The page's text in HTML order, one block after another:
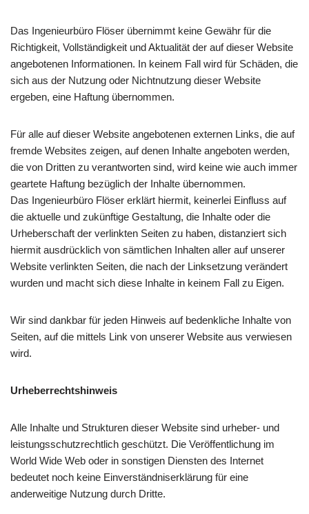
Das Ingenieurbüro Flöser übernimmt keine Gewähr für die
Richtigkeit, Vollständigkeit und Aktualität der auf dieser Website
angebotenen Informationen. In keinem Fall wird für Schäden, die
sich aus der Nutzung oder Nichtnutzung dieser Website
ergeben, eine Haftung übernommen.
Für alle auf dieser Website angebotenen externen Links, die auf
fremde Websites zeigen, auf denen Inhalte angeboten werden,
die von Dritten zu verantworten sind, wird keine wie auch immer
geartete Haftung bezüglich der Inhalte übernommen.
Das Ingenieurbüro Flöser erklärt hiermit, keinerlei Einfluss auf
die aktuelle und zukünftige Gestaltung, die Inhalte oder die
Urheberschaft der verlinkten Seiten zu haben, distanziert sich
hiermit ausdrücklich von sämtlichen Inhalten aller auf unserer
Website verlinkten Seiten, die nach der Linksetzung verändert
wurden und macht sich diese Inhalte in keinem Fall zu Eigen.
Wir sind dankbar für jeden Hinweis auf bedenkliche Inhalte von
Seiten, auf die mittels Link von unserer Website aus verwiesen
wird.
Urheberrechtshinweis
Alle Inhalte und Strukturen dieser Website sind urheber- und
leistungsschutzrechtlich geschützt. Die Veröffentlichung im
World Wide Web oder in sonstigen Diensten des Internet
bedeutet noch keine Einverständniserklärung für eine
anderweitige Nutzung durch Dritte.